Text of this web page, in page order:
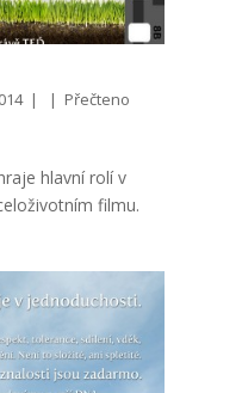
| | Přečteno
hlavní rolí v
filmu.